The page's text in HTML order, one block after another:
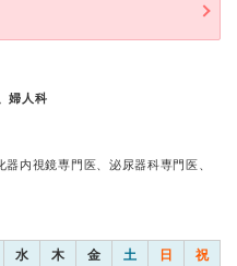
婦人科
内視鏡専門医、泌尿器科専門医、
水 木 金 土 日 祝